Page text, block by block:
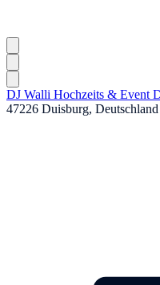
DJ Walli Hochzeits & Event
47226 Duisburg, Deutschland